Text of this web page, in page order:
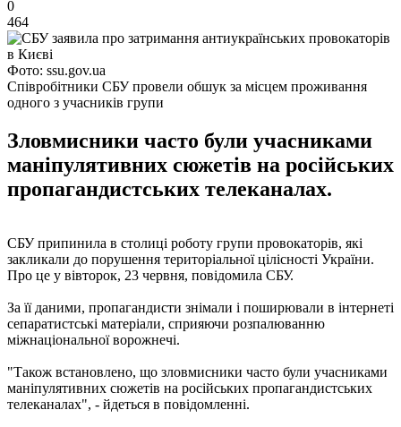
0
464
Фото: ssu.gov.ua
Співробітники СБУ провели обшук за місцем проживання
одного з учасників групи
Зловмисники часто були учасниками
маніпулятивних сюжетів на російських
пропагандистських телеканалах.
СБУ припинила в столиці роботу групи провокаторів, які
закликали до порушення територіальної цілісності України.
Про це у вівторок, 23 червня, повідомила СБУ.
За її даними, пропагандисти знімали і поширювали в інтернеті
сепаратистські матеріали, сприяючи розпалюванню
міжнаціональної ворожнечі.
"Також встановлено, що зловмисники часто були учасниками
маніпулятивних сюжетів на російських пропагандистських
телеканалах", - йдеться в повідомленні.